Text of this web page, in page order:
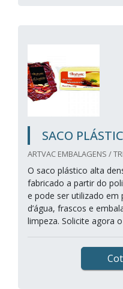
SACO
ARTVAC EMBALAGENS /
O saco plástico alta
fabricado a partir do
e pode ser utilizado em
d’água, frascos e
limpeza. Solicite agora